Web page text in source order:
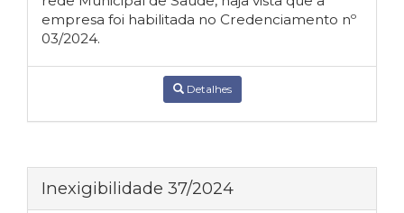
empresa foi habilitada no Credenciamento nº
03/2024.
Detalhes
Inexigibilidade 37/2024